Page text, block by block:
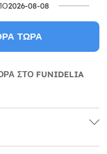
08-08
ΤΏΡΑ
ΣΤΟ FUNIDELIA